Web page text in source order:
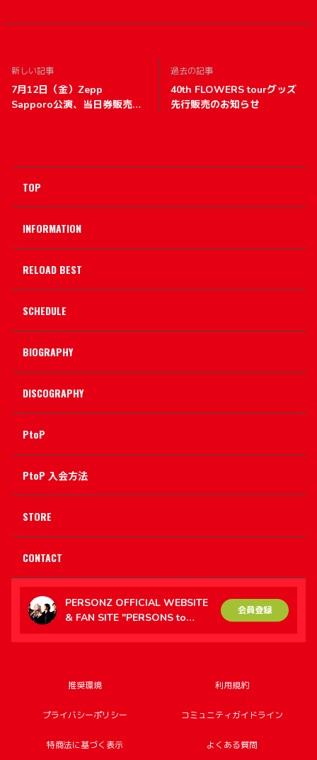
新しい記事
7月12日（金）Zepp
Sapporo公演、当日券販売の
過去の記事
40th FLOWERS tourグッズ
先行販売のお知らせ
TOP
INFORMATION
RELOAD BEST
SCHEDULE
BIOGRAPHY
DISCOGRAPHY
PtoP
PtoP 入会方法
STORE
CONTACT
PERSONZ OFFICIAL WEBSITE
& FAN SITE "PERSONS to
PERSONZ（PtoP）"
会員登録
推奨環境 利用規約
プライバシーポリシー コミュニティガイドライン
特商法に基づく表示 よくある質問